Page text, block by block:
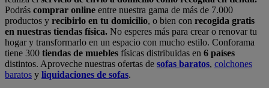
Podrás comprar online entre nuestra gama de más de 7.000
productos y recibirlo en tu domicilio, o bien con recogida gratis
en nuestras tiendas física. No esperes más para crear o renovar tu
hogar y transformarlo en un espacio con mucho estilo. Conforama
tiene 300 tiendas de muebles físicas distribuidas en 6 países
distintos. Aproveche nuestras ofertas de sofas baratos, colchones
baratos y liquidaciones de sofas.